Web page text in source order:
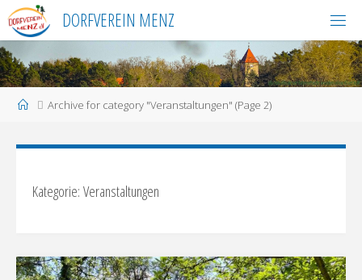
Skip
to
content
DORFVEREIN MENZ
HomeArchive for category "Veranstaltungen" (Page 2)
Kategorie:Veranstaltungen